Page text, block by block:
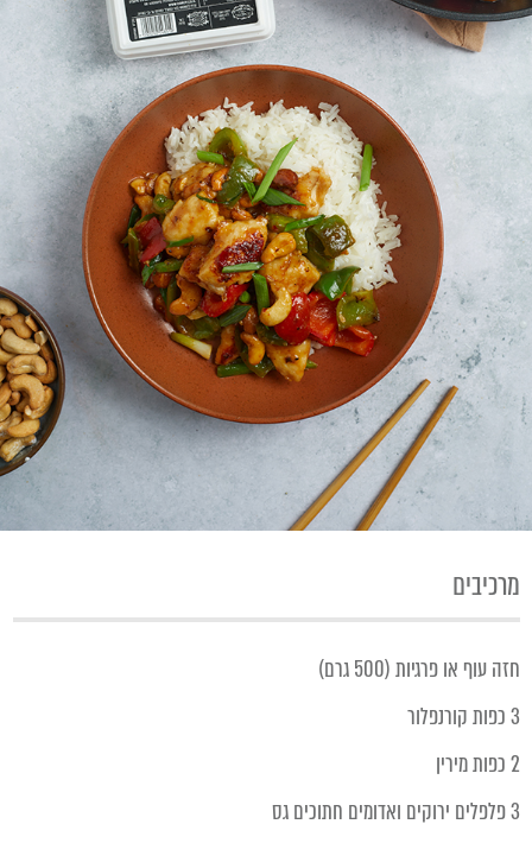
מרכיבים
חזה עוף או פרגיות (500 גרם)
3 כפות קורנפלור
2 כפות מירין
3 פלפלים ירוקים ואדומים חתוכים גס